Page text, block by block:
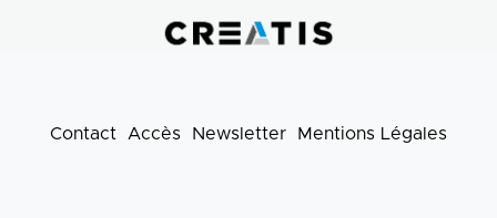
Contact Accès Newsletter Mentions Légales